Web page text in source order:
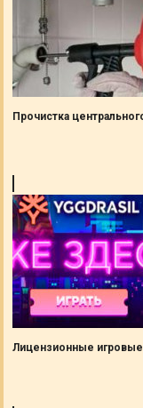
Прочистка
Лицензионные игровые